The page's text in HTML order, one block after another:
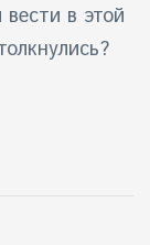
в этой